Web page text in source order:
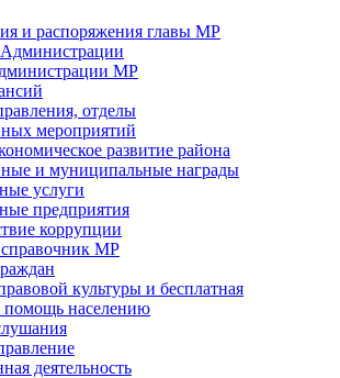
и распоряжения главы МР
Администрации
МР
отделы
мероприятий
развитие района
и муниципальные награды
услуги
предприятия
коррупции
МР
культуры и бесплатная
помощь населению
деятельность